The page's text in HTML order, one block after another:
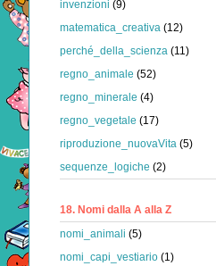
invenzioni (9)
matematica_creativa (12)
perché_della_scienza (11)
regno_animale (52)
regno_minerale (4)
regno_vegetale (17)
riproduzione_nuovaVita (5)
sequenze_logiche (2)
18. Nomi dalla A alla Z
nomi_animali (5)
nomi_capi_vestiario (1)